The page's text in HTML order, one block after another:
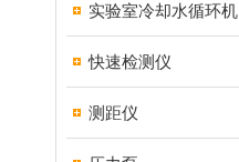
实验室冷却水循环机
快速检测仪
测距仪